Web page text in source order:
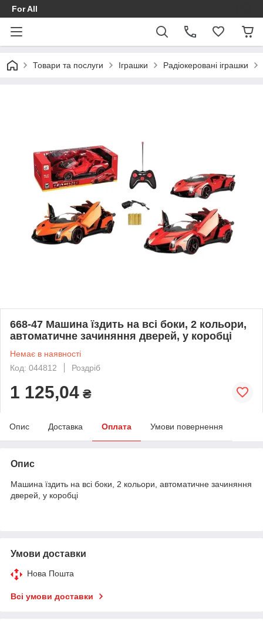
For All
Товари та послуги Іграшки Радіокеровані іграшки
668-47 Машина їздить на всі боки, 2 кольори,
автоматичне зачиняння дверей, у коробці
Немає в наявності
Код: 044812
Роздріб
1 125,04 ₴
Опис Доставка Оплата Умови повернення
Опис
Машина їздить на всі боки, 2 кольори, автоматичне зачиняння
дверей, у коробці
Умови доставки
Нова Пошта
Всі умови доставки